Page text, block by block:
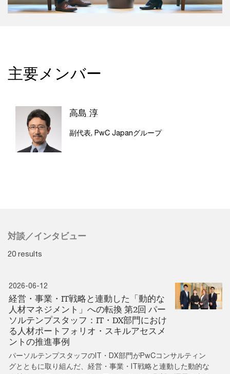
主要メンバー
高島 淳
副代表, PwC Japanグループ
対談／インタビュー
20 results
2026-06-12
経営・事業・IT戦略と連動した「動的な
人材マネジメント」への転換 第2回 パー
ソルテンプスタッフ：IT・DX部門におけ
る人材ポートフォリオ・スキルアセスメ
ントの推進事例
パーソルテンプスタッフのIT・DX部門がPwCコンサルティン
グとともに取り組んだ、経営・事業・IT戦略と連動した動的な